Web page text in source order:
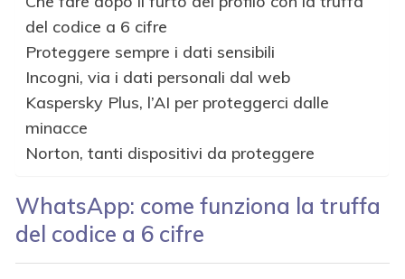
del codice a 6 cifre
Proteggere sempre i dati sensibili
Incogni, via i dati personali dal web
Kaspersky Plus, l’AI per proteggerci dalle
minacce
Norton, tanti dispositivi da proteggere
WhatsApp: come funziona la truffa
del codice a 6 cifre